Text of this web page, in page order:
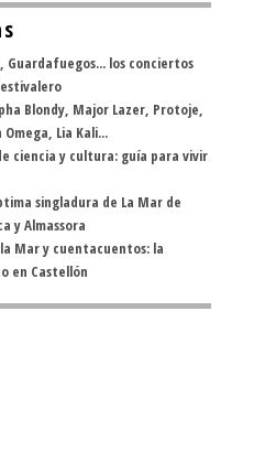
Guardafuegos... los conciertos
Blondy, Major Lazer, Protoje,
Lia Kali...
ciencia y cultura: guía para vivir
singladura de La Mar de
y Almassora
Mar y cuentacuentos: la
en Castellón